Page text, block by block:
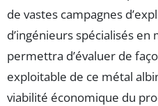
de vastes campagnes
d’ingénieurs spécialisés
permettra d’évaluer de
exploitable de ce métal
viabilité économique du